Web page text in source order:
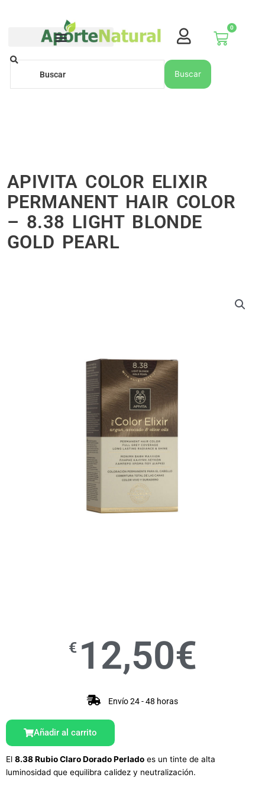
0
Carrito
Buscar
Buscar
APIVITA COLOR ELIXIR
PERMANENT HAIR COLOR
– 8.38 LIGHT BLONDE
GOLD PEARL
€ 12,50€
Envío 24 - 48 horas
Añadir al carrito
El 8.38 Rubio Claro Dorado Perlado es un tinte de alta
luminosidad que equilibra calidez y neutralización.